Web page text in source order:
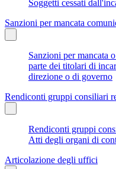
Soggetti cessati
Sanzioni per mancata
Sanzioni per mancata
parte dei titolari di
direzione o di governo
Rendiconti gruppi consiliari
Rendiconti gruppi
Atti degli organi di
Articolazione degli uffici